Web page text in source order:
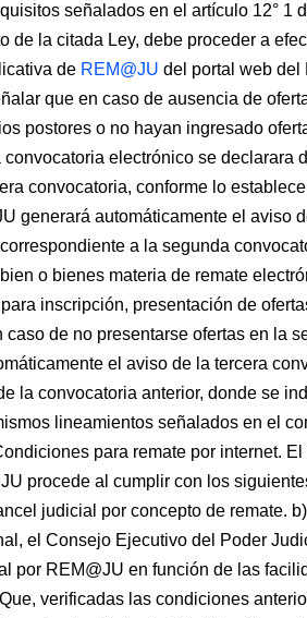
señalados en el artículo 12° 1
de la citada Ley, debe proceder a
de REM@JU del portal web del
que en caso de ausencia de
postores o no hayan ingresado
convocatoria electrónico se declarara
convocatoria, conforme lo
generará automáticamente el aviso
a la segunda
o bienes materia de remate
inscripción, presentación de
de no presentarse ofertas en la
el aviso de la tercera
la convocatoria anterior, donde se
lineamientos señalados en el
para remate por internet.
procede al cumplir con los
judicial por concepto de remate.
el Consejo Ejecutivo del Poder
por REM@JU en función de las
verificadas las condiciones